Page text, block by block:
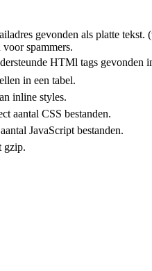
gevonden als platte
spammers.
HTMl tags
in een tabel.
inline styles.
aantal CSS bestanden.
JavaScript bestanden.
gzip.